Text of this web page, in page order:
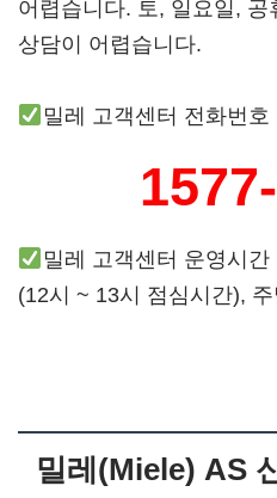
어렵습니다. 토, 일요일,
상담이 어렵습니다.
밀레 고객센터 전화번호
밀레 고객센터 운영시
(12시 ~ 13시 점심시간),
밀레(Miele) AS